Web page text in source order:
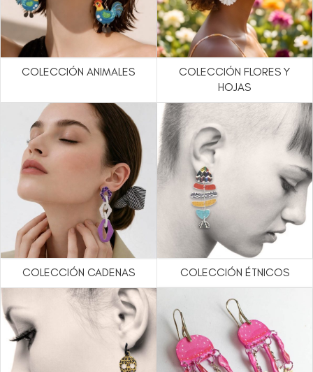
COLECCIÓN ANIMALES
COLECCIÓN FLORES Y
HOJAS
COLECCIÓN CADENAS COLECCIÓN ÉTNICOS